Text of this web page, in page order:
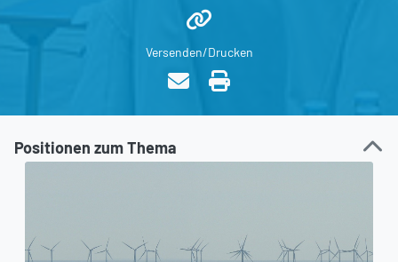
Versenden/Drucken
Positionen zum Thema